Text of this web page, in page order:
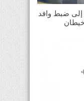
إلى ضبط وافد